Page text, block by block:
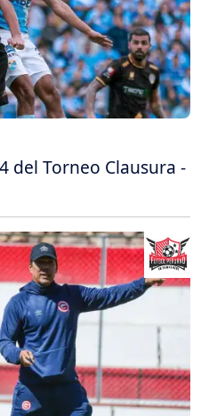
del Torneo Clausura -